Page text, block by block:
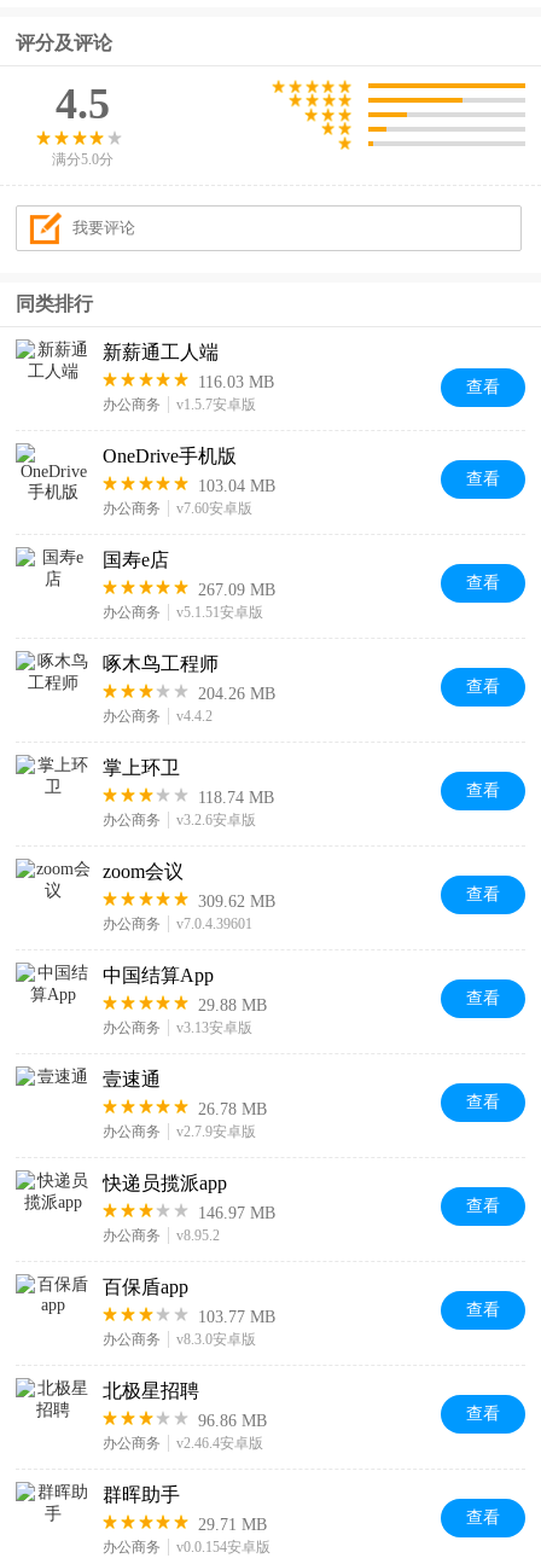
评分及评论
4.5
满分5.0分
同类排行
新薪通工人端
116.03 MB
办公商务 v1.5.7安卓版
查看
OneDrive手机版
103.04 MB
办公商务 v7.60安卓版
查看
国寿e店
267.09 MB
办公商务 v5.1.51安卓版
查看
啄木鸟工程师
204.26 MB
办公商务 v4.4.2
查看
掌上环卫
118.74 MB
办公商务 v3.2.6安卓版
查看
zoom会议
309.62 MB
办公商务 v7.0.4.39601
查看
中国结算App
29.88 MB
办公商务 v3.13安卓版
查看
壹速通
26.78 MB
办公商务 v2.7.9安卓版
查看
快递员揽派app
146.97 MB
办公商务 v8.95.2
查看
百保盾app
103.77 MB
办公商务 v8.3.0安卓版
查看
北极星招聘
96.86 MB
办公商务 v2.46.4安卓版
查看
群晖助手
29.71 MB
办公商务 v0.0.154安卓版
查看